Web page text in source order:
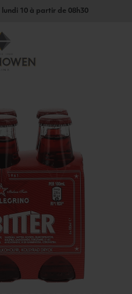
lundi 10 à partir de 08h30